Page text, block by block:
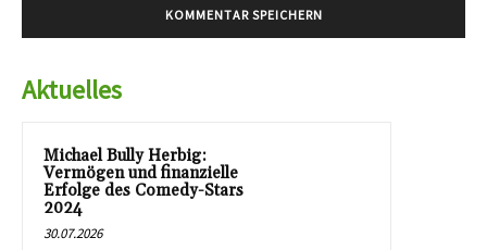
Aktuelles
Michael Bully Herbig:
Vermögen und finanzielle
Erfolge des Comedy-Stars
2024
30.07.2026